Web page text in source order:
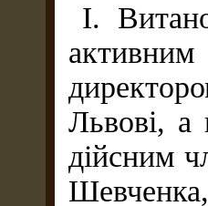
І.
активним
Львові, а
дійсним